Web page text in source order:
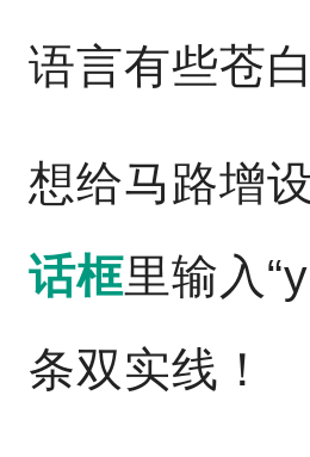
语言有些苍
想给马路增
话框里输入
条双实线！